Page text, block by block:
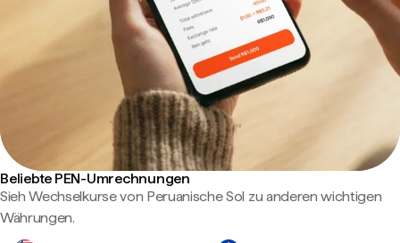
Beliebte PEN-Umrechnungen
Sieh Wechselkurse von Peruanische Sol zu anderen wichtigen
Währungen.